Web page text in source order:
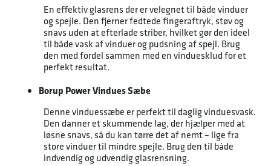
En effektiv glasrens der er velegnet til både vinduer
og spejle. Den fjerner fedtede fingeraftryk, støv og
snavs uden at efterlade striber, hvilket gør den ideel
til både vask af vinduer og pudsning af spejl. Brug
den med fordel sammen med en vinduesklud for et
perfekt resultat.
Borup Power Vindues Sæbe
Denne vinduessæbe er perfekt til daglig vinduesvask.
Den danner et skummende lag, der hjælper med at
løsne snavs, så du kan tørre det af nemt – lige fra
store vinduer til mindre spejle. Brug den til både
indvendig og udvendig glasrensning.